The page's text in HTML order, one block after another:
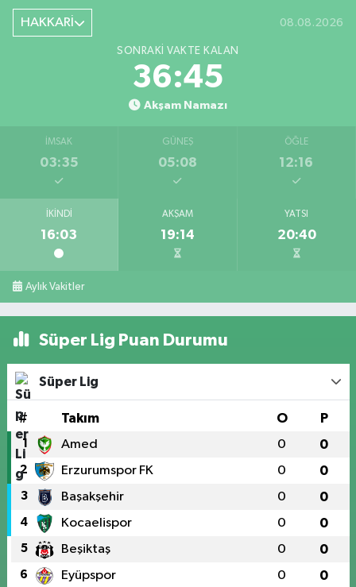
HAKKARİ 08.08.2026
SONRAKI VAKTE KALAN
36:45
Akşam Namazı
İMSAK
03:35
GÜNEŞ
05:08
ÖĞLE
12:16
İKINDI
16:03
AKŞAM
19:14
YATSI
20:40
Aylık Vakitler
Süper Lig Puan Durumu
Süper Lig
# Takım O P
1 Amed 0 0
2 Erzurumspor FK 0 0
3 Başakşehir 0 0
4 Kocaelispor 0 0
5 Beşiktaş 0 0
6 Eyüpspor 0 0